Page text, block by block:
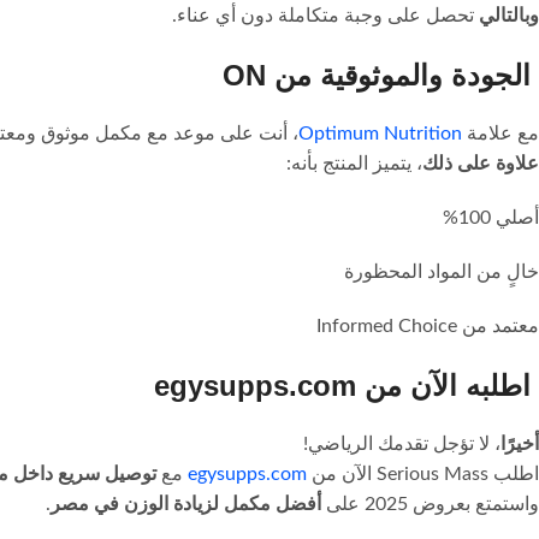
وبالتالي تحصل على وجبة متكاملة دون أي عناء.
الجودة والموثوقية من ON
مع علامة Optimum Nutrition، أنت على موعد مع مكمل موثوق
علاوة على ذلك، يتميز المنتج بأنه:
أصلي 100%
خالٍ من المواد المحظورة
معتمد من Informed Choice
اطلبه الآن من egysupps.com
أخيرًا ، لا تؤجل تقدمك الرياضي!
اطلب Serious Mass الآن من
egysupps.com معتوصيل سريع داخل
واستمتع بعروض 2025 على
أفضل مكمل لزيادة الوزن في مصر .